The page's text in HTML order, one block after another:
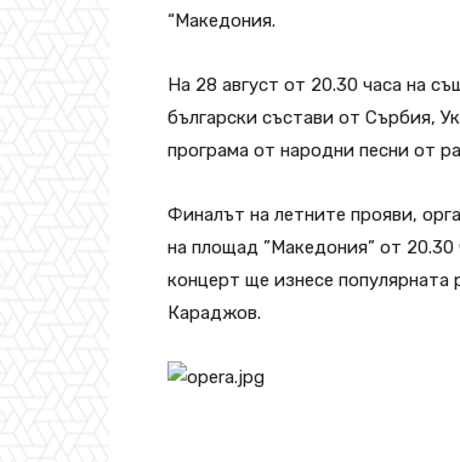
“Македония.
На 28 август от 20.30 часа на
български състави от Сърбия,
програма от народни песни от
Финалът на летните прояви,
на площад ”Македония” от 20.30
концерт ще изнесе популярната
Караджов.